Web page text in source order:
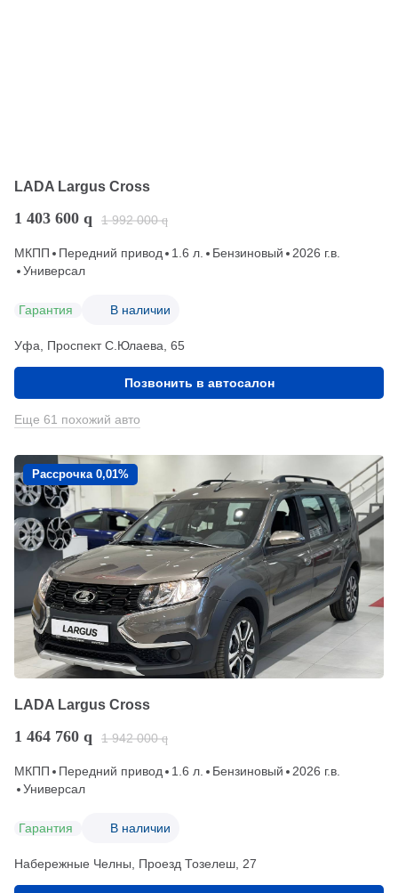
LADA Largus Cross
1 403 600 q 1 992 000 q
МКПП Передний привод 1.6 л. Бензиновый
2026 г.в.
Универсал
Гарантия В наличии
Уфа, Проспект С.Юлаева, 65
Позвонить в автосалон
Еще 61 похожий авто
Рассрочка 0,01%
LADA Largus Cross
1 464 760 q 1 942 000 q
МКПП Передний привод 1.6 л. Бензиновый
2026 г.в.
Универсал
Гарантия В наличии
Набережные Челны, Проезд ​Тозелеш, 27